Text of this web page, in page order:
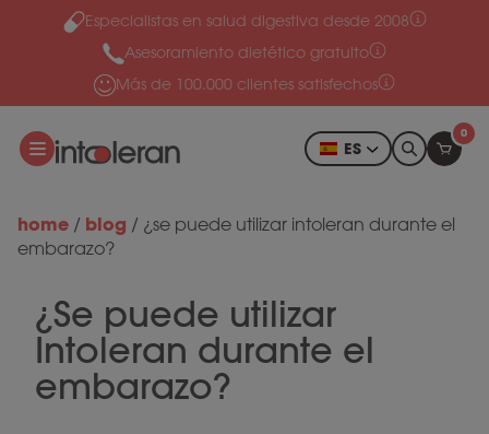
Ir al contenido
Especialistas en salud digestiva desde 2008
Asesoramiento dietético gratuito
Más de 100.000 clientes satisfechos
ES
0
home / blog / ¿se puede utilizar intoleran durante el
embarazo?
¿Se puede utilizar
Intoleran durante el
embarazo?